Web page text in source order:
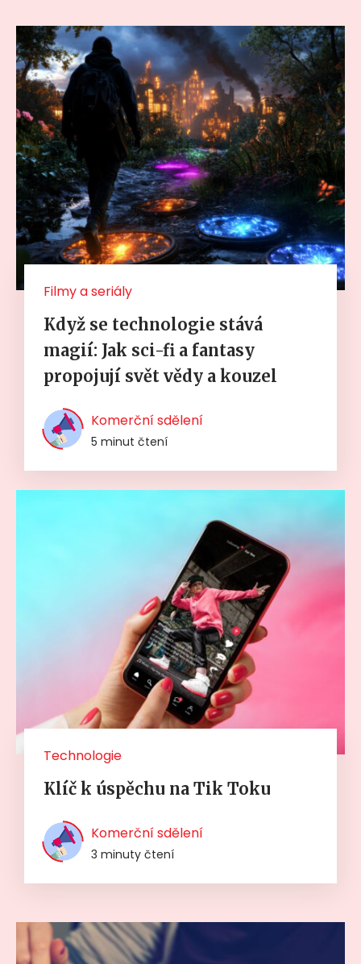
Filmy a seriály
Když se technologie stává
magií: Jak sci-fi a fantasy
propojují svět vědy a kouzel
Komerční sdělení
5 minut čtení
Technologie
Klíč k úspěchu na Tik Toku
Komerční sdělení
3 minuty čtení